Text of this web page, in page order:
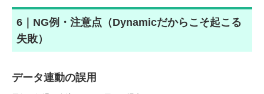
6｜NG例・注意点（Dynamicだからこそ起こる
失敗）
データ連動の誤用